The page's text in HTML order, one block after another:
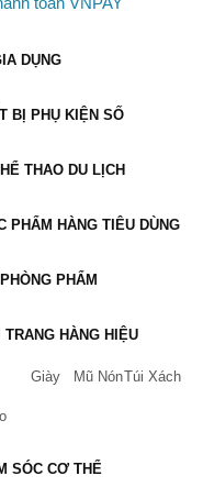
DỤNG
BỊ PHỤ KIỆN SỐ
THAO DU LỊCH
PHẨM HÀNG TIÊU DÙNG
PHẨM
TRANG HÀNG HIỆU
Giày Mũ NónTúi Xách
SÓC CƠ THỂ